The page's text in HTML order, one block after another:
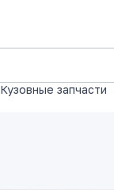
Кузовные запчасти